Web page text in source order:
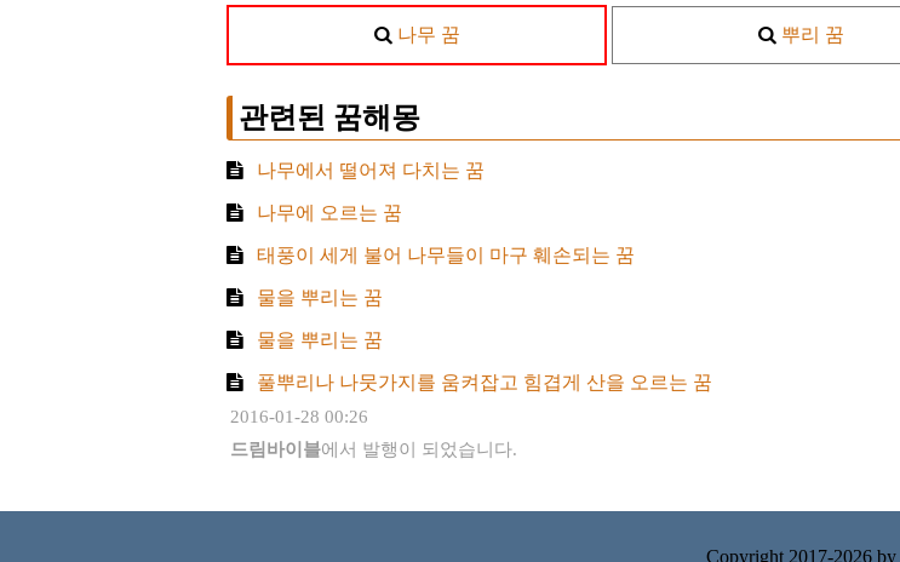
나무 꿈 뿌리 꿈
관련된 꿈해몽
나무에서 떨어져 다치는 꿈
나무에 오르는 꿈
태풍이 세게 불어 나무들이 마구 훼손되는 꿈
물을 뿌리는 꿈
물을 뿌리는 꿈
풀뿌리나 나뭇가지를 움켜잡고 힘겹게 산을 오르는 꿈
2016-01-28 00:26
드림바이블에서 발행이 되었습니다.
Copyright 2017-2026 by